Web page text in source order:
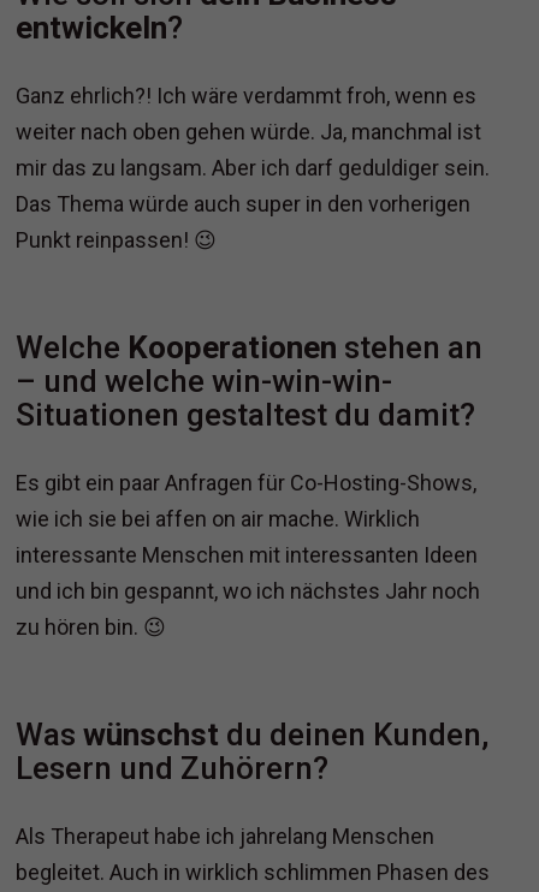
entwickeln?
Ganz ehrlich?! Ich wäre verdammt froh, wenn es
weiter nach oben gehen würde. Ja, manchmal ist
mir das zu langsam. Aber ich darf geduldiger sein.
Das Thema würde auch super in den vorherigen
Punkt reinpassen! 😉
Welche Kooperationen stehen an
– und welche win-win-win-
Situationen gestaltest du damit?
Es gibt ein paar Anfragen für Co-Hosting-Shows,
wie ich sie bei affen on air mache. Wirklich
interessante Menschen mit interessanten Ideen
und ich bin gespannt, wo ich nächstes Jahr noch
zu hören bin. 😉
Waswünschst du deinen Kunden,
Lesern und Zuhörern?
Als Therapeut habe ich jahrelang Menschen
begleitet. Auch in wirklich schlimmen Phasen des